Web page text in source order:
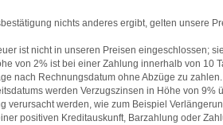
nichts anderes ergibt, gelten unsere
ist nicht in unseren Preisen eingeschlossen;
von 2% ist bei einer Zahlung innerhalb von 10
nach Rechnungsdatum ohne Abzüge zu
werden Verzugszinsen in Höhe von
verursacht werden, wie zum Beispiel
positiven Kreditauskunft, Barzahlung oder